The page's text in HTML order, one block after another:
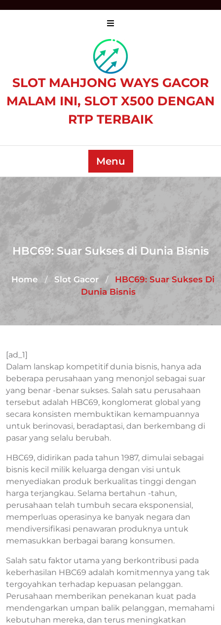
SLOT MAHJONG WAYS GACOR
MALAM INI, SLOT X500 DENGAN
RTP TERBAIK
Menu
HBC69: Suar Sukses di Dunia Bisnis
Home / Slot Gacor /
HBC69: Suar Sukses Di
Dunia Bisnis
[ad_1]
Dalam lanskap kompetitif dunia bisnis, hanya ada
beberapa perusahaan yang menonjol sebagai suar
yang benar -benar sukses. Salah satu perusahaan
tersebut adalah HBC69, konglomerat global yang
secara konsisten membuktikan kemampuannya
untuk berinovasi, beradaptasi, dan berkembang di
pasar yang selalu berubah.
HBC69, didirikan pada tahun 1987, dimulai sebagai
bisnis kecil milik keluarga dengan visi untuk
menyediakan produk berkualitas tinggi dengan
harga terjangkau. Selama bertahun -tahun,
perusahaan telah tumbuh secara eksponensial,
memperluas operasinya ke banyak negara dan
mendiversifikasi penawaran produknya untuk
memasukkan berbagai barang konsumen.
Salah satu faktor utama yang berkontribusi pada
keberhasilan HBC69 adalah komitmennya yang tak
tergoyahkan terhadap kepuasan pelanggan.
Perusahaan memberikan penekanan kuat pada
mendengarkan umpan balik pelanggan, memahami
kebutuhan mereka, dan terus meningkatkan